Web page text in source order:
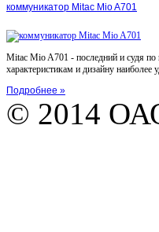
коммуникатор Mitac Mio A701
Mitac Mio A701 - последний и судя
характеристикам и дизайну наиболее
Подробнее »
© 2014